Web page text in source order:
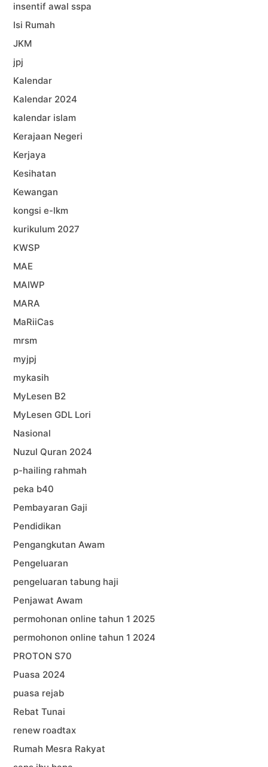
insentif awal sspa
Isi Rumah
JKM
jpj
Kalendar
Kalendar 2024
kalendar islam
Kerajaan Negeri
Kerjaya
Kesihatan
Kewangan
kongsi e-lkm
kurikulum 2027
KWSP
MAE
MAIWP
MARA
MaRiiCas
mrsm
myjpj
mykasih
MyLesen B2
MyLesen GDL Lori
Nasional
Nuzul Quran 2024
p-hailing rahmah
peka b40
Pembayaran Gaji
Pendidikan
Pengangkutan Awam
Pengeluaran
pengeluaran tabung haji
Penjawat Awam
permohonan online tahun 1 2025
permohonon online tahun 1 2024
PROTON S70
Puasa 2024
puasa rejab
Rebat Tunai
renew roadtax
Rumah Mesra Rakyat